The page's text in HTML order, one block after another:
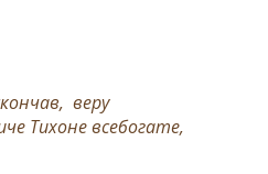
веру
Тихоне всебогате,